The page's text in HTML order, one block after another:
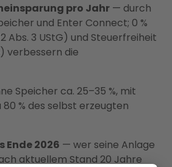
pro Jahr — durch
und Enter Connect; 0 %
Abs. 3 UStG) und Steuerfreiheit
verbessern die
Speicher ca. 25–35 %, mit
% des selbst erzeugten
Ende 2026 — wer seine Anlage
aktuellem Stand 20 Jahre